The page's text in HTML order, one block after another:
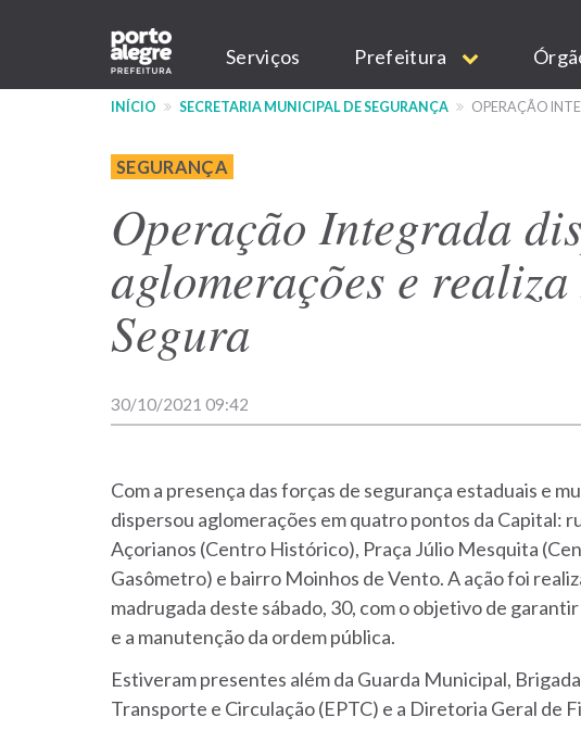
conteúdo
Main
navigation
Serviços Prefeitura
INÍCIO SECRETARIA MUNICIPAL DE SEGURANÇA OPERAÇÃO
SEGURANÇA
Operação Integrada
aglomerações e
Segura
30/10/2021 09:42
Com a presença das forças de segurança estaduais e
dispersou aglomerações em quatro pontos da Capital:
Açorianos (Centro Histórico), Praça Júlio Mesquita
Gasômetro) e bairro Moinhos de Vento. A ação foi
madrugada deste sábado, 30, com o objetivo de
e a manutenção da ordem pública.
Estiveram presentes além da Guarda Municipal,
Transporte e Circulação (EPTC) e a Diretoria Geral de